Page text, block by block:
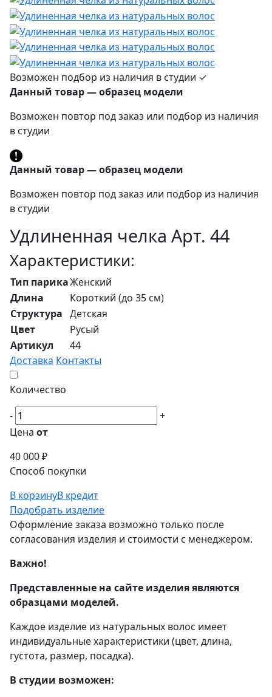
Возможен подбор из наличия в студии ✓
Данный товар — образец модели
Возможен повтор под заказ или подбор из наличия
в студии
Данный товар — образец модели
Возможен повтор под заказ или подбор из наличия
в студии
Удлиненная челка Арт. 44
Характеристики:
Тип парикаЖенский
Длина
Короткий (до 35 см)
Структура Детская
Цвет
Русый
Артикул
44
Доставка Контакты
Количество
-
+
Цена от
40 000 ₽
Способ покупки
В корзинуВ кредит
Подобрать изделие
Оформление заказа возможно только после
согласования изделия и стоимости с менеджером.
Важно!
Представленные на сайте изделия являются
образцами моделей.
Каждое изделие из натуральных волос имеет
индивидуальные характеристики (цвет, длина,
густота, размер, посадка).
В студии возможен: